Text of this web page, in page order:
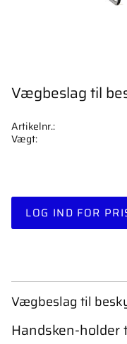
Vægbeslag til
LOG IND FOR
Artikelnr.
Vægt
Vægbeslag til
Handsken-holder